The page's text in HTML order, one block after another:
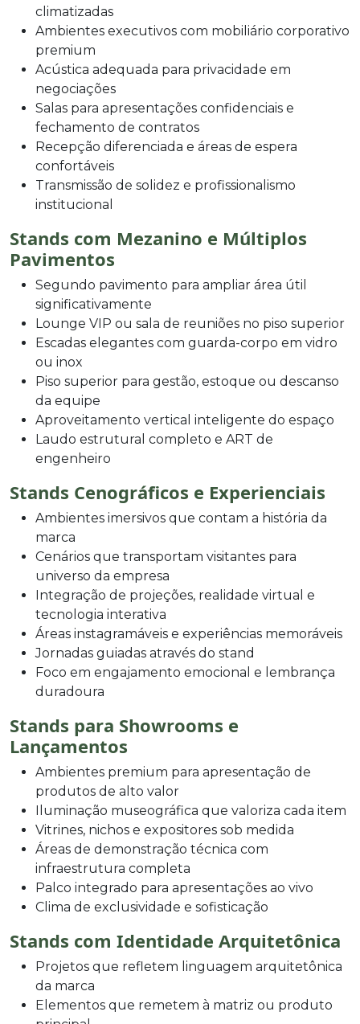
climatizadas
Ambientes executivos com mobiliário corporativo
premium
Acústica adequada para privacidade em
negociações
Salas para apresentações confidenciais e
fechamento de contratos
Recepção diferenciada e áreas de espera
confortáveis
Transmissão de solidez e profissionalismo
institucional
Stands com Mezanino e Múltiplos
Pavimentos
Segundo pavimento para ampliar área útil
significativamente
Lounge VIP ou sala de reuniões no piso superior
Escadas elegantes com guarda-corpo em vidro
ou inox
Piso superior para gestão, estoque ou descanso
da equipe
Aproveitamento vertical inteligente do espaço
Laudo estrutural completo e ART de
engenheiro
Stands Cenográficos e Experienciais
Ambientes imersivos que contam a história da
marca
Cenários que transportam visitantes para
universo da empresa
Integração de projeções, realidade virtual e
tecnologia interativa
Áreas instagramáveis e experiências memoráveis
Jornadas guiadas através do stand
Foco em engajamento emocional e lembrança
duradoura
Stands para Showrooms e
Lançamentos
Ambientes premium para apresentação de
produtos de alto valor
Iluminação museográfica que valoriza cada item
Vitrines, nichos e expositores sob medida
Áreas de demonstração técnica com
infraestrutura completa
Palco integrado para apresentações ao vivo
Clima de exclusividade e sofisticação
Stands com Identidade Arquitetônica
Projetos que refletem linguagem arquitetônica
da marca
Elementos que remetem à matriz ou produto